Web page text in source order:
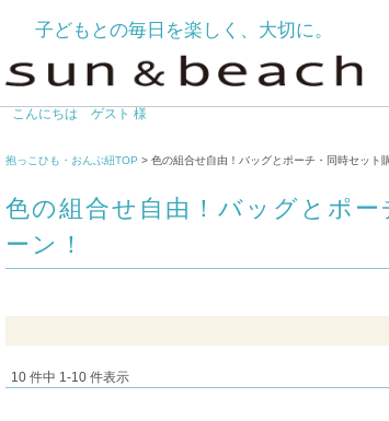
子どもとの毎日を楽しく、大切に。
こんにちは ゲスト 様
抱っこひも・おんぶ紐TOP > 色の組合せ自由！バッグとポーチ・同時セット
色の組合せ自由！バッグとポ
ーン！
10 件中 1-10 件表示